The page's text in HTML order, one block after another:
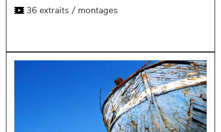
36 extraits / montages